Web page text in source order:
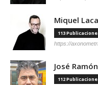
Miquel
113
https://
José
112